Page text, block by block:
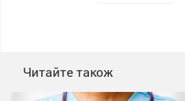
Читайте також